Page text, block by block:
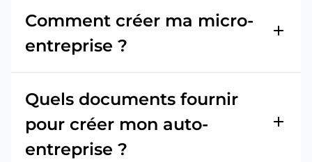
Comment créer ma micro-
entreprise ?
add
Quels documents fournir
pour créer mon auto-
entreprise ?
add